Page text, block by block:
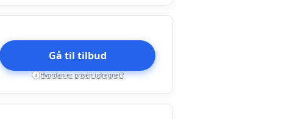
Gå til tilbud
i Hvordan er prisen udregnet?